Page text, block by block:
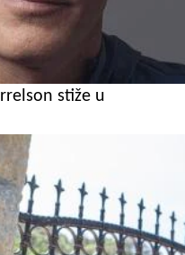
stiže u